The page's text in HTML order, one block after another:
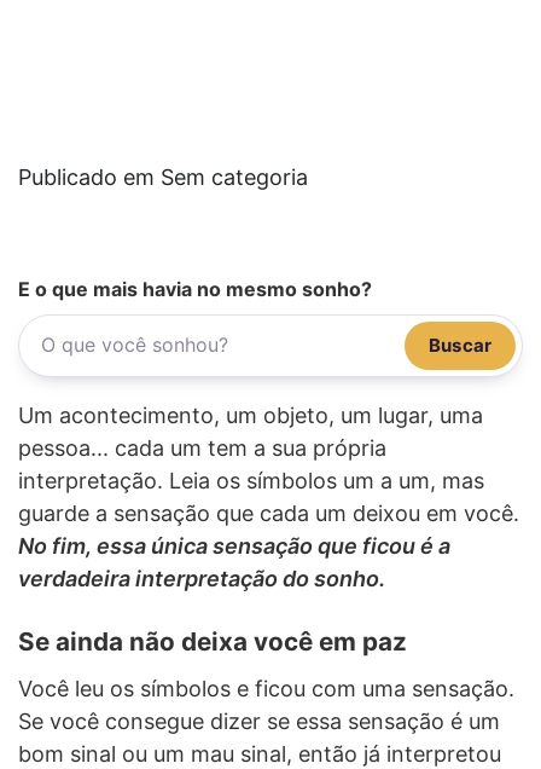
Publicado em Sem categoria
E o que mais havia no mesmo sonho?
Buscar
Um acontecimento, um objeto, um lugar, uma
pessoa... cada um tem a sua própria
interpretação. Leia os símbolos um a um, mas
guarde a sensação que cada um deixou em você.
No fim, essa única sensação que ficou é a
verdadeira interpretação do sonho.
Se ainda não deixa você em paz
Você leu os símbolos e ficou com uma sensação.
Se você consegue dizer se essa sensação é um
bom sinal ou um mau sinal, então já interpretou